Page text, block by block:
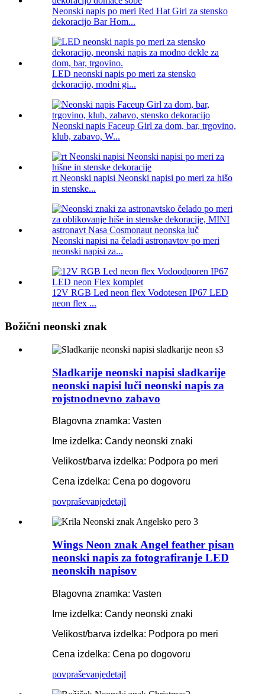
Neonski napis po meri Red Hat Girl za stensko
dekoracijo Bar Hom...
LED neonski napis po meri za stensko
dekoracijo, modni gi...
Neonski napis Faceup Girl za dom, bar, trgovino,
klub, zabavo, W...
rt Neonski napisi Neonski napisi po meri za hišo
in stenske...
Neonski napisi na čeladi astronavtov po meri
neonski napisi za...
12V RGB Led neon flex Vodotesen IP67 LED
neon flex ...
Božični neonski znak
Sladkarije neonski napisi sladkarije
neonski napisi luči neonski napis za
rojstnodnevno zabavo
Blagovna znamka: Vasten
Ime izdelka: Candy neonski znaki
Velikost/barva izdelka: Podpora po meri
Cena izdelka: Cena po dogovoru
povpraševanjedetajl
Wings Neon znak Angel feather pisan
neonski napis za fotografiranje LED
neonskih napisov
Blagovna znamka: Vasten
Ime izdelka: Candy neonski znaki
Velikost/barva izdelka: Podpora po meri
Cena izdelka: Cena po dogovoru
povpraševanjedetajl